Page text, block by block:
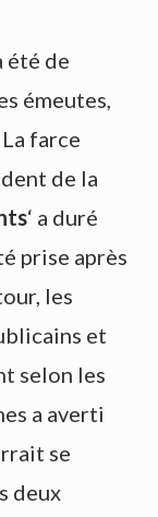
été de
émeutes,
farce
de la
‘ a duré
prise après
les
et
selon les
a averti
se
deux